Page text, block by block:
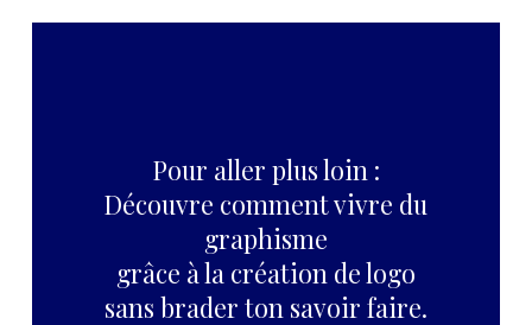
Pour aller plus loin :
Découvre comment vivre du
graphisme
grâce à la création de logo
sans brader ton savoir faire.